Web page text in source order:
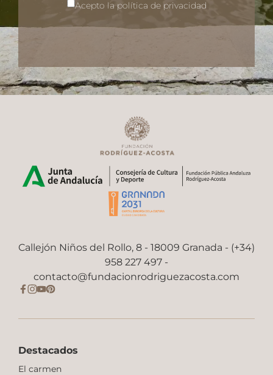
Acepto la política de privacidad
Callejón Niños del Rollo, 8 - 18009 Granada - (+34)
958 227 497 -
contacto@fundacionrodriguezacosta.com
Destacados
El carmen